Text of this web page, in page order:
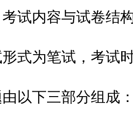
内容与试卷结
为笔试，考试时
下三部分组成